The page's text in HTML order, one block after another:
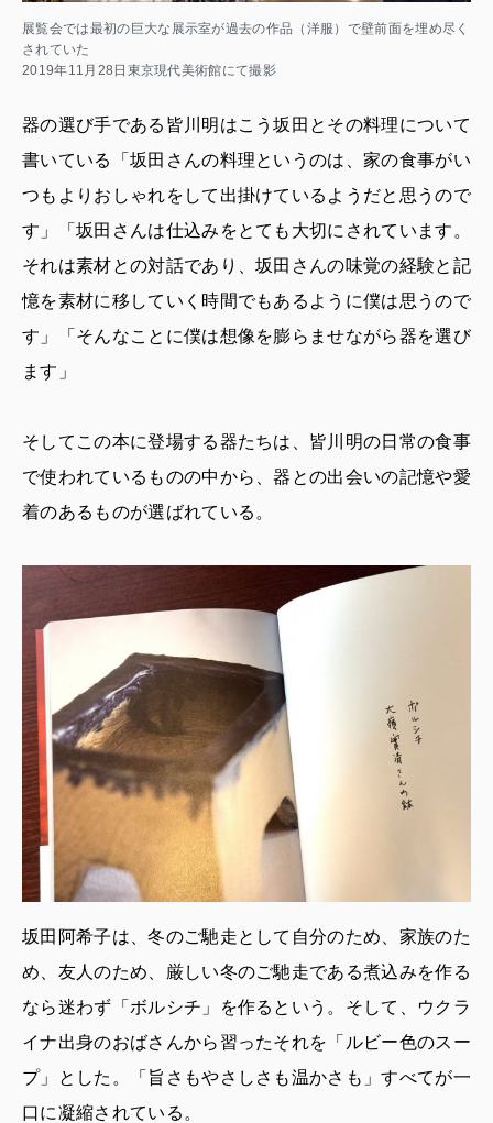
展覧会では最初の巨大な展示室が過去の作品（洋服）で壁前面を埋め尽く
されていた
2019年11月28日東京現代美術館にて撮影
器の選び手である皆川明はこう坂田とその料理について
書いている「坂田さんの料理というのは、家の食事がい
つもよりおしゃれをして出掛けているようだと思うので
す」「坂田さんは仕込みをとても大切にされています。
それは素材との対話であり、坂田さんの味覚の経験と記
憶を素材に移していく時間でもあるように僕は思うので
す」「そんなことに僕は想像を膨らませながら器を選び
ます」
そしてこの本に登場する器たちは、皆川明の日常の食事
で使われているものの中から、器との出会いの記憶や愛
着のあるものが選ばれている。
坂田阿希子は、冬のご馳走として自分のため、家族のた
め、友人のため、厳しい冬のご馳走である煮込みを作る
なら迷わず「ボルシチ」を作るという。そして、ウクラ
イナ出身のおばさんから習ったそれを「ルビー色のスー
プ」とした。「旨さもやさしさも温かさも」すべてが一
口に凝縮されている。